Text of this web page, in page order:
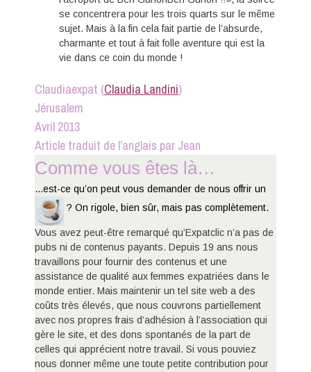
se concentrera pour les trois quarts sur le même
sujet. Mais à la fin cela fait partie de l’absurde,
charmante et tout à fait folle aventure qui est la
vie dans ce coin du monde !
Claudiaexpat (Claudia Landini)
Jérusalem
Avril 2013
Article traduit de l’anglais par Jean
Comme vous êtes là…
...est-ce qu’on peut vous demander de nous offrir un
? On rigole, bien sûr, mais pas complètement.
Vous avez peut-être remarqué qu’Expatclic n’a pas de
pubs ni de contenus payants. Depuis 19 ans nous
travaillons pour fournir des contenus et une
assistance de qualité aux femmes expatriées dans le
monde entier. Mais maintenir un tel site web a des
coûts très élevés, que nous couvrons partiellement
avec nos propres frais d’adhésion à l’association qui
gère le site, et des dons spontanés de la part de
celles qui apprécient notre travail. Si vous pouviez
nous donner même une toute petite contribution pour